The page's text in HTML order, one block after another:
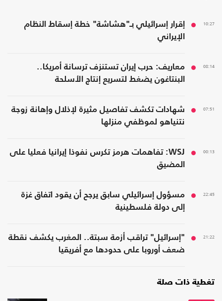
10:27
إقرار إسرائيلي بـ"هشاشة" خطة إسقاط النظام
الإيراني
08:14
معاريف: حرب إيران تستنزف ترسانة أمريكا..
البنتاغون يضغط لتسريع إنتاج الأسلحة
07:51
شهادات تكشف تفاصيل مثيرة لإذلال وإهانة زوجة
نتنياهو لموظفي منزلها
00:13
WSJ: تفاهمات هرمز تكرس نفوذا إيرانيا فعليا على
المضيق
22:45
مسؤول إسرائيلي سابق يرجح أن يقود اتفاق غزة
إلى دولة فلسطينية
21:22
"إسرائيل" تراقب أزمة سبتة.. المغرب يكشف نقطة
ضعف أوروبا على حدودها مع أفريقيا
تغطية ذات صلة